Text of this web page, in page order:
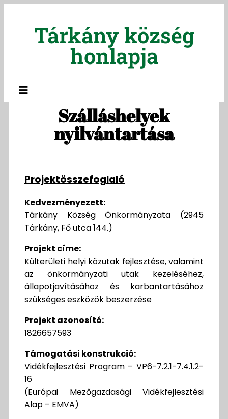
Tárkány község
honlapja
Szálláshelyek
nyilvántartása
Projektösszefoglaló
Kedvezményezett:
Tárkány Község Önkormányzata (2945
Tárkány, Fő utca 144.)
Projekt címe:
Külterületi helyi közutak fejlesztése, valamint
az önkormányzati utak kezeléséhez,
állapotjavításához és karbantartásához
szükséges eszközök beszerzése
Projekt azonosító:
1826657593
Támogatási konstrukció:
Vidékfejlesztési Program – VP6-7.2.1-7.4.1.2-
16
(Európai Mezőgazdasági Vidékfejlesztési
Alap – EMVA)